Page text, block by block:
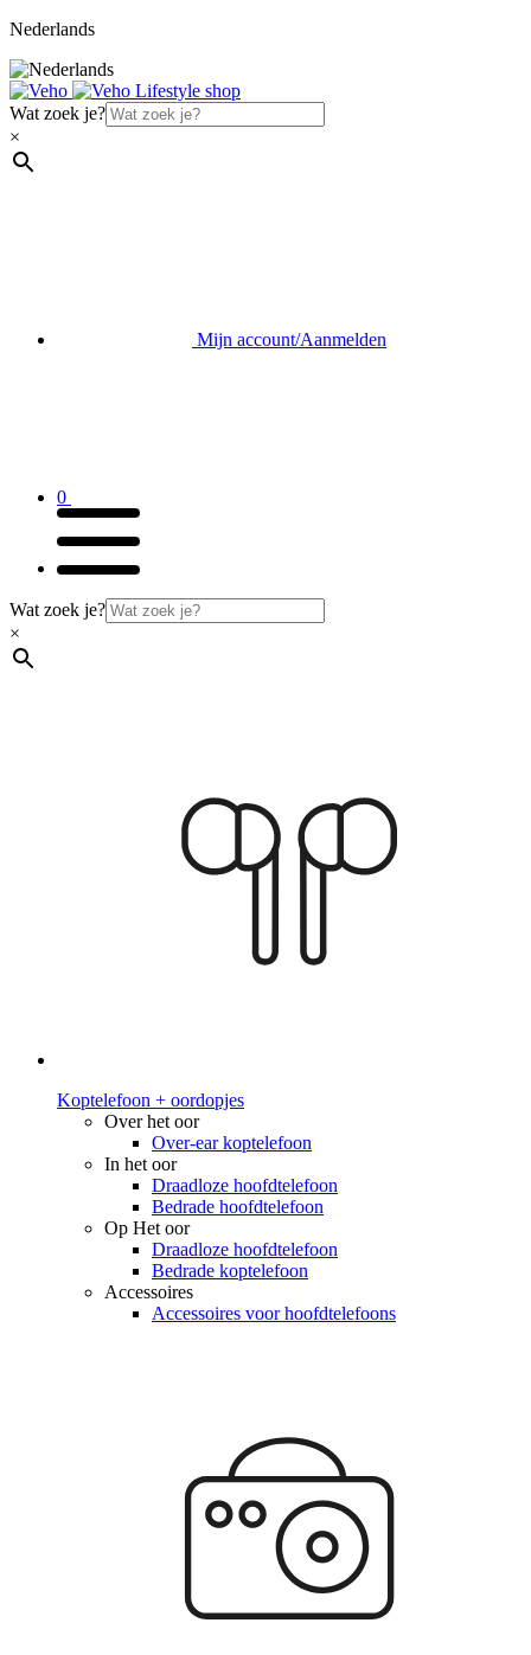
Nederlands
Wat zoek je?
×
Mijn account/Aanmelden
0
Wat zoek je?
×
Koptelefoon + oordopjes
Over het oor
Over-ear koptelefoon
In het oor
Draadloze hoofdtelefoon
Bedrade hoofdtelefoon
Op Het oor
Draadloze hoofdtelefoon
Bedrade koptelefoon
Accessoires
Accessoires voor hoofdtelefoons